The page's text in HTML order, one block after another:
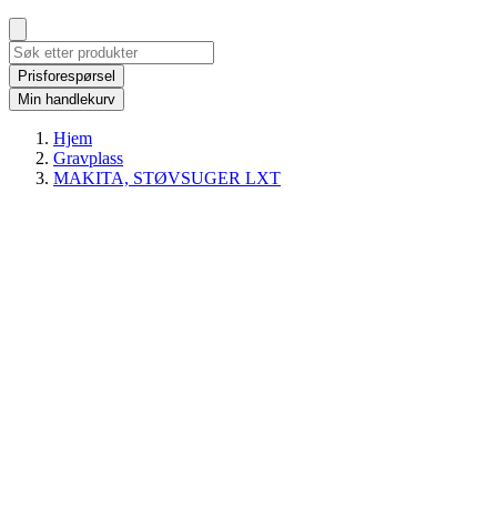
Prisforespørsel
Min handlekurv
Hjem
Gravplass
MAKITA, STØVSUGER LXT